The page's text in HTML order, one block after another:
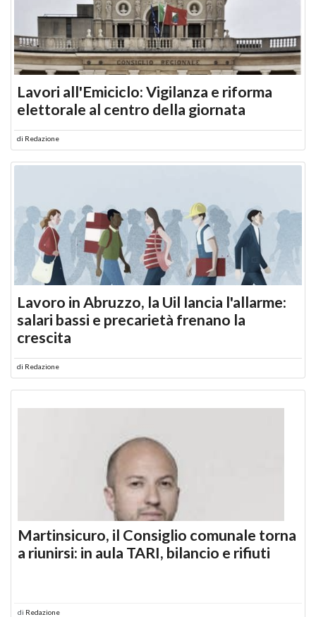
Lavori all'Emiciclo: Vigilanza e riforma
elettorale al centro della giornata
di Redazione
Lavoro in Abruzzo, la Uil lancia l'allarme:
salari bassi e precarietà frenano la
crescita
di Redazione
Martinsicuro, il Consiglio comunale torna
a riunirsi: in aula TARI, bilancio e rifiuti
di Redazione